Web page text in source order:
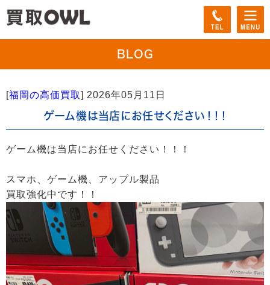
BLOG
[福岡の高価買取] 2026年05月11日
ゲーム機は当店にお任せください！！！
ゲーム機は当店にお任せください！！！
スマホ、ゲーム機、アップル製品
買取強化中です！！